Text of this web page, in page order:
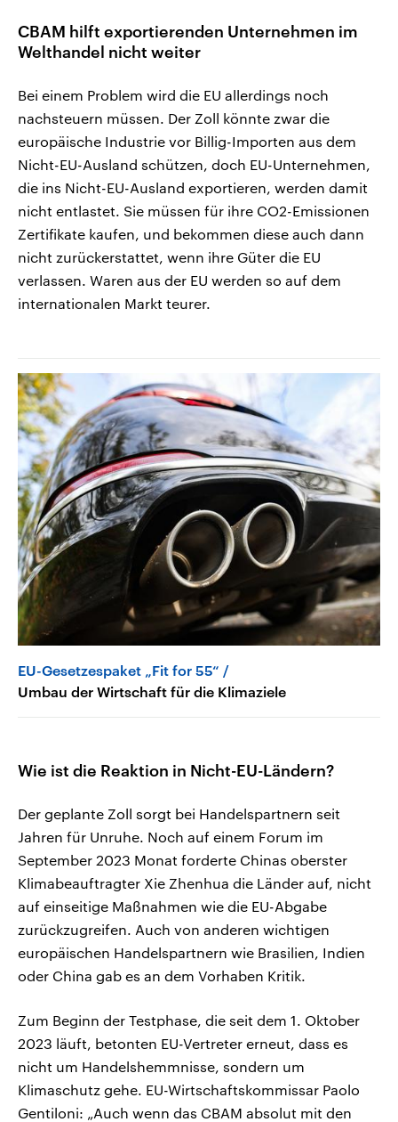
CBAM hilft exportierenden Unternehmen im
Welthandel nicht weiter
Bei einem Problem wird die EU allerdings noch
nachsteuern müssen. Der Zoll könnte zwar die
europäische Industrie vor Billig-Importen aus dem
Nicht-EU-Ausland schützen, doch EU-Unternehmen,
die ins Nicht-EU-Ausland exportieren, werden damit
nicht entlastet. Sie müssen für ihre CO2-Emissionen
Zertifikate kaufen, und bekommen diese auch dann
nicht zurückerstattet, wenn ihre Güter die EU
verlassen. Waren aus der EU werden so auf dem
internationalen Markt teurer.
EU-Gesetzespaket „Fit for 55“
Umbau der Wirtschaft für die Klimaziele
Wie ist die Reaktion in Nicht-EU-Ländern?
Der geplante Zoll sorgt bei Handelspartnern seit
Jahren für Unruhe. Noch auf einem Forum im
September 2023 Monat forderte Chinas oberster
Klimabeauftragter Xie Zhenhua die Länder auf, nicht
auf einseitige Maßnahmen wie die EU-Abgabe
zurückzugreifen. Auch von anderen wichtigen
europäischen Handelspartnern wie Brasilien, Indien
oder China gab es an dem Vorhaben Kritik.
Zum Beginn der Testphase, die seit dem 1. Oktober
2023 läuft, betonten EU-Vertreter erneut, dass es
nicht um Handelshemmnisse, sondern um
Klimaschutz gehe. EU-Wirtschaftskommissar Paolo
Gentiloni: „Auch wenn das CBAM absolut mit den